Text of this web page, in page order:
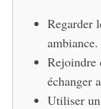
Regarder
ambiance.
Rejoindre
échanger
Utiliser